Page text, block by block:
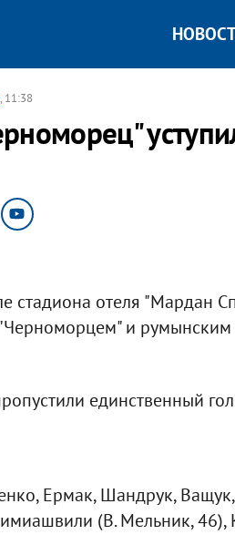
, 11:38
стадиона отеля "Мардан
и
единственный
Ермак, Шандрук,
(В. Мельник, 46),